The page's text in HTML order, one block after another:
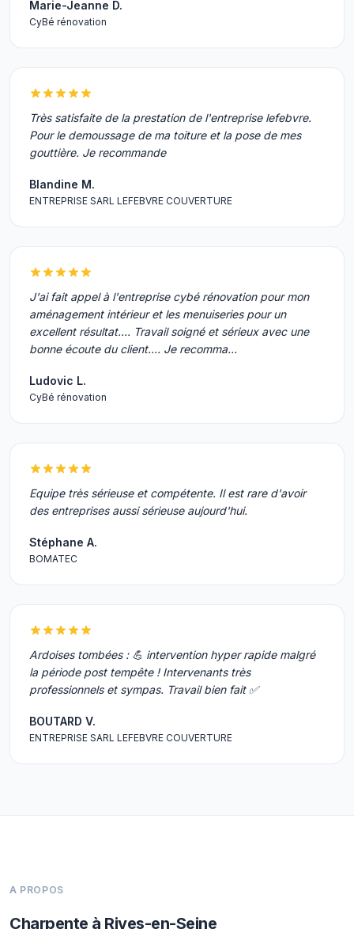
Marie-Jeanne D.
CyBé rénovation
Très satisfaite de la prestation de l'entreprise lefebvre.
Pour le demoussage de ma toiture et la pose de mes
gouttière. Je recommande
Blandine M.
ENTREPRISE SARL LEFEBVRE COUVERTURE
J'ai fait appel à l'entreprise cybé rénovation pour mon
aménagement intérieur et les menuiseries pour un
excellent résultat.... Travail soigné et sérieux avec une
bonne écoute du client.... Je recomma…
Ludovic L.
CyBé rénovation
Equipe très sérieuse et compétente. Il est rare d'avoir
des entreprises aussi sérieuse aujourd'hui.
Stéphane A.
BOMATEC
Ardoises tombées : 💪 intervention hyper rapide malgré
la période post tempête ! Intervenants très
professionnels et sympas. Travail bien fait ✅
BOUTARD V.
ENTREPRISE SARL LEFEBVRE COUVERTURE
A PROPOS
Charpente à Rives-en-Seine